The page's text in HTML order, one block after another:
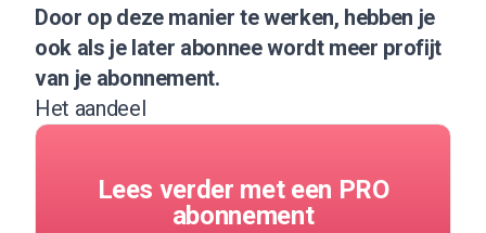
Door op deze manier te werken, hebben je
ook als je later abonnee wordt meer profijt
van je abonnement.
Het aandeel
Lees verder met een PRO
abonnement